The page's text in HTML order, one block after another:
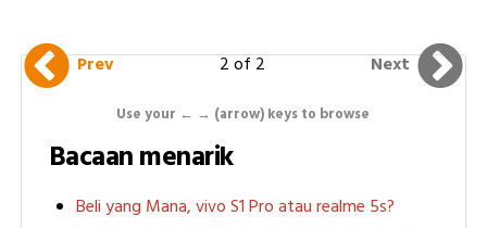
Prev 2 of 2 Next
Use your ← → (arrow) keys to browse
Bacaan menarik
Beli yang Mana, vivo S1 Pro atau realme 5s?